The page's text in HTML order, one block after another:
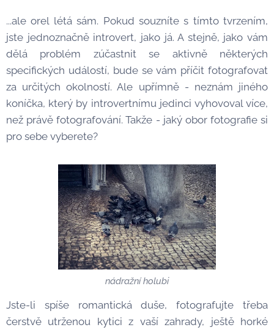
...ale orel létá sám. Pokud souzníte s tímto tvrzením,
jste jednoznačně introvert, jako já. A stejně, jako vám
dělá problém zúčastnit se aktivně některých
specifických událostí, bude se vám příčit fotografovat
za určitých okolností. Ale upřímně - neznám jiného
koníčka, který by introvertnímu jedinci vyhovoval více,
než právě fotografování. Takže - jaký obor fotografie si
pro sebe vyberete?
nádražní holubi
Jste-li spíše romantická duše, fotografujte třeba
čerstvě utrženou kytici z vaší zahrady, ještě horké